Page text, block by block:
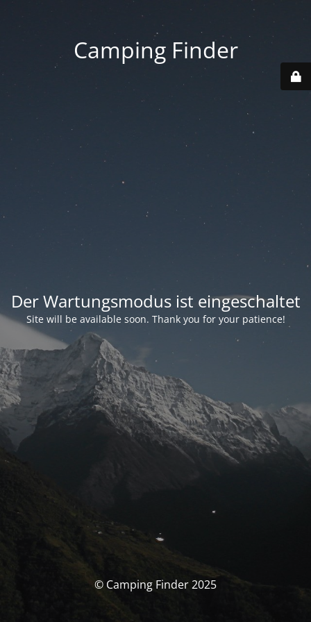
Camping Finder
Der Wartungsmodus ist eingeschaltet
Site will be available soon. Thank you for your patience!
© Camping Finder 2025